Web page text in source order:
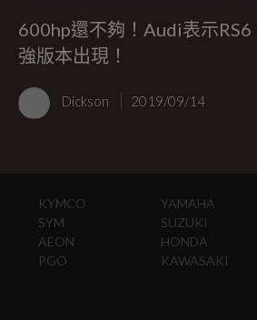
600hp還不夠！Audi表示RS6
強版本出現！
Dickson 2019/09/14
KYMCO
SYM
AEON
PGO
YAMAHA
SUZUKI
HONDA
KAWASAKI